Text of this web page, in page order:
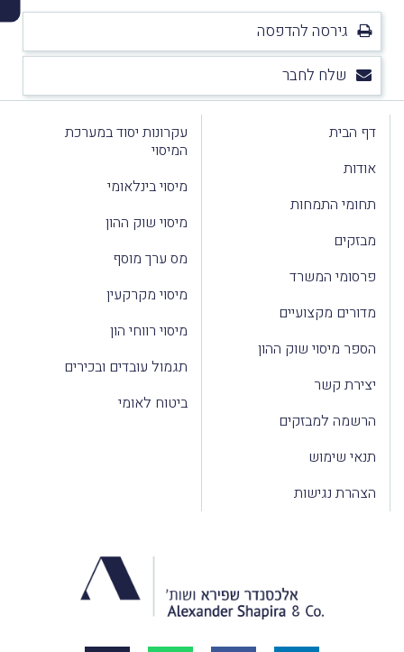
גירסה להדפסה
שלח לחבר
דף הבית
אודות
תחומי התמחות
מבזקים
פרסומי המשרד
מדורים מקצועיים
הספר מיסוי שוק ההון
יצירת קשר
הרשמה למבזקים
תנאי שימוש
הצהרת נגישות
עקרונות יסוד במערכת
המיסוי
מיסוי בינלאומי
מיסוי שוק ההון
מס ערך מוסף
מיסוי מקרקעין
מיסוי רווחי הון
תגמול עובדים ובכירים
ביטוח לאומי